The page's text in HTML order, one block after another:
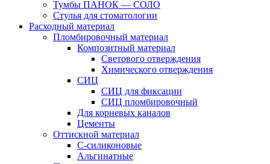
Тумбы ПАНОК — СОЛО
Стулья для стоматологии
Расходный материал
Пломбировочный материал
Композитный материал
Светового отверждения
Химического отверждения
СИЦ
СИЦ для фиксации
СИЦ пломбировочный
Для корневых каналов
Цементы
Оттискной материал
С-силиконовые
Альгинатные